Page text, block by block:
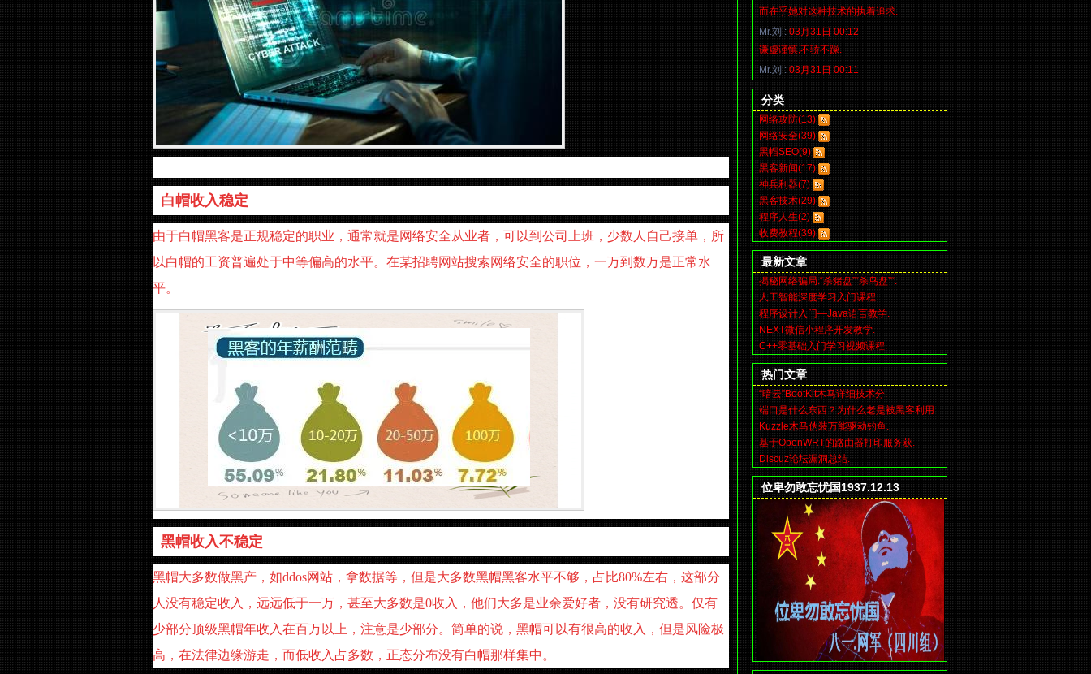
白帽收入稳定
由于白帽黑客是正规稳定的职业，通常就是网络安全从业者，可以到公司上班，少数人自己接单，所
以白帽的工资普遍处于中等偏高的水平。在某招聘网站搜索网络安全的职位，一万到数万是正常水
平。
黑帽收入不稳定
黑帽大多数做黑产，如ddos网站，拿数据等，但是大多数黑帽黑客水平不够，占比80%左右，这部分
人没有稳定收入，远远低于一万，甚至大多数是0收入，他们大多是业余爱好者，没有研究透。仅有
少部分顶级黑帽年收入在百万以上，注意是少部分。简单的说，黑帽可以有很高的收入，但是风险极
高，在法律边缘游走，而低收入占多数，正态分布没有白帽那样集中。
而在乎她对这种技术的执着追求.
Mr.刘 :03月31日 00:12
谦虚谨慎,不骄不躁.
Mr.刘 :03月31日 00:11
分类
网络攻防(13)
网络安全(39)
黑帽SEO(9)
黑客新闻(17)
神兵利器(7)
黑客技术(29)
程序人生(2)
收费教程(39)
最新文章
揭秘网络骗局.“杀猪盘”“杀鸟盘”“.
人工智能深度学习入门课程.
程序设计入门—Java语言教学.
NEXT微信小程序开发教学.
C++零基础入门学习视频课程.
热门文章
“暗云”BootKit木马详细技术分.
端口是什么东西？为什么老是被黑客利用.
Kuzzle木马伪装万能驱动钓鱼.
基于OpenWRT的路由器打印服务获.
Discuz论坛漏洞总结.
位卑勿敢忘忧国1937.12.13